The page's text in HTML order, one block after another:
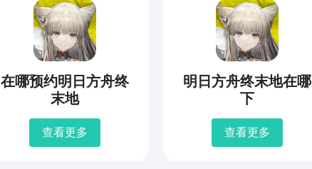
在哪预约明日方舟终
末地
查看更多
明日方舟终末地在哪
下
查看更多